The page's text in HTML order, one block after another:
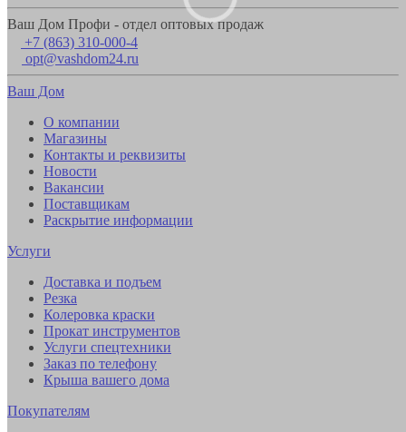
Ваш Дом Профи - отдел оптовых продаж
+7 (863) 310-000-4
opt@vashdom24.ru
Ваш Дом
О компании
Магазины
Контакты и реквизиты
Новости
Вакансии
Поставщикам
Раскрытие информации
Услуги
Доставка и подъем
Резка
Колеровка краски
Прокат инструментов
Услуги спецтехники
Заказ по телефону
Крыша вашего дома
Покупателям